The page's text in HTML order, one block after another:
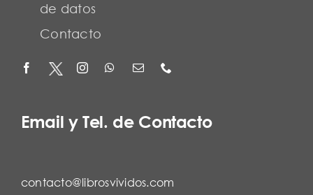
de datos
Contacto
Email y Tel. de Contacto
contacto@librosvividos.com